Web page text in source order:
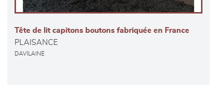
Tête de lit capitons boutons fabriquée en France
PLAISANCE
DAVILAINE